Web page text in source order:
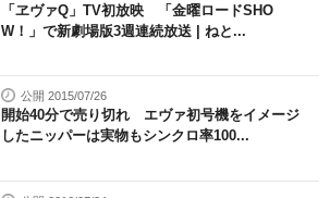
「ヱヴァQ」TV初放映 「金曜ロードSHO
W！」で新劇場版3週連続放送 | ねと...
公開 2015/07/26
開始40分で売り切れ エヴァ初号機をイメージ
したニッパーは実物もシンクロ率100...